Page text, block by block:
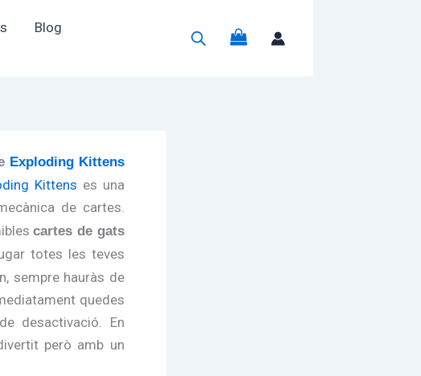
Blog
Exploding Kittens
Kittens es una
de cartes.
cartes de gats
totes les teves
sempre hauràs de
quedes
desactivació. En
però amb un